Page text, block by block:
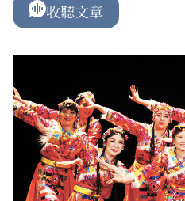
收聽文章